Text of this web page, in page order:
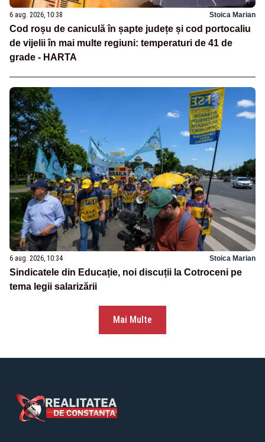
6 aug. 2026, 10:38 Stoica Marian
Cod roșu de caniculă în șapte județe și cod portocaliu
de vijelii în mai multe regiuni: temperaturi de 41 de
grade - HARTA
6 aug. 2026, 10:34 Stoica Marian
Sindicatele din Educație, noi discuții la Cotroceni pe
tema legii salarizării
Mai Multe